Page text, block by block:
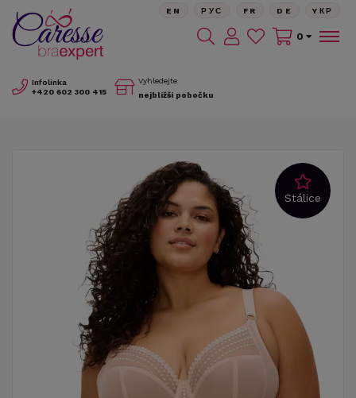
Infolinka
+420 602 300 415
Vyhledejte
nejbližší pobočku
EN РУС FR DE YКР
0
Stálice